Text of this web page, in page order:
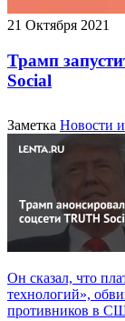
21 Октября 2021
Трамп
Social
Заметка Новости
Он сказал, что
технологий»,
противников в